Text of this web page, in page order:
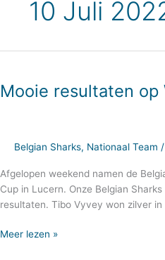
10 Juli
Mooie resultaten op
Belgian Sharks, Nationaal Team /
Afgelopen weekend namen de
Cup in Lucern. Onze Belgian
resultaten. Tibo Vyvey won zilver
op
Meer lezen »